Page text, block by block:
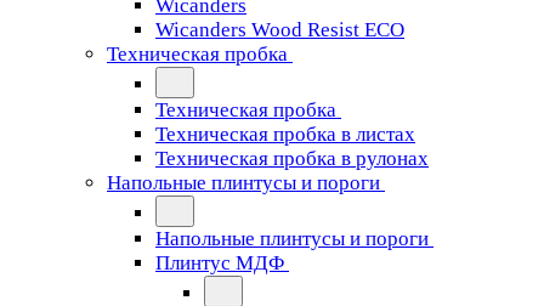
Wicanders
Wicanders Wood Resist ECO
Техническая пробка
Техническая пробка
Техническая пробка в листах
Техническая пробка в рулонах
Напольные плинтусы и пороги
Напольные плинтусы и пороги
Плинтус МДФ